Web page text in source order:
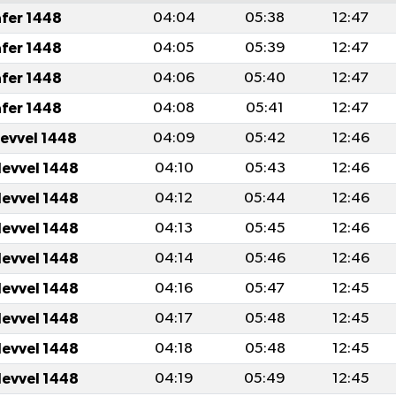
1448 04:04 05:38
12:47
1448
04:05 05:39
12:47
1448
04:06 05:40
12:47
1448
04:08 05:41
12:47
1448
04:09 05:42
12:46
1448
04:10 05:43
12:46
1448
04:12 05:44
12:46
1448
04:13 05:45
12:46
1448
04:14 05:46
12:46
1448
04:16 05:47
12:45
1448
04:17 05:48
12:45
1448
04:18 05:48
12:45
1448
04:19 05:49 12:45